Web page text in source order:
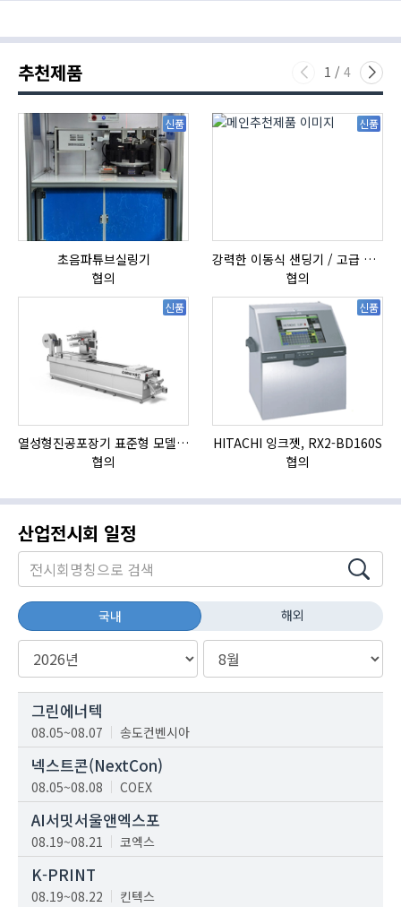
추천제품 1 / 4
신품
초음파튜브실링기
협의
신품
강력한 이동식 샌딩기 / 고급 이태리 IBIX샌드블라스터
협의
신품
열성형진공포장기 표준형 모델 OMNIVAC S-200
협의
신품
HITACHI 잉크젯, RX2-BD160S
협의
산업전시회 일정
국내 해외
그린에너텍
08.05~08.07 송도컨벤시아
넥스트콘(NextCon)
08.05~08.08 COEX
AI서밋서울앤엑스포
08.19~08.21 코엑스
K-PRINT
08.19~08.22 킨텍스